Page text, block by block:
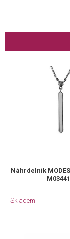
Náhrdelník
M03441
Skladem